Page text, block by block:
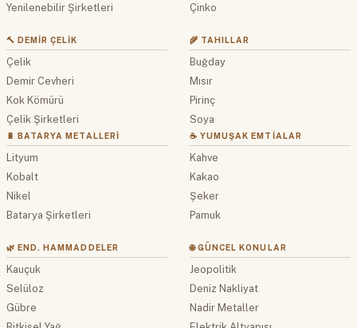
Yenilenebilir Şirketleri
Çinko
🔨 DEMIR ÇELIK
Çelik
Demir Cevheri
Kok Kömürü
Çelik Şirketleri
🔋 BATARYA METALLERI
Lityum
Kobalt
Nikel
Batarya Şirketleri
🌾 TAHILLAR
Buğday
Mısır
Pirinç
Soya
☕ YUMUŞAK EMTIALAR
Kahve
Kakao
Şeker
Pamuk
🌿 END. HAMMADDELER
Kauçuk
Selüloz
Gübre
🌐 GÜNCEL KONULAR
Jeopolitik
Deniz Nakliyat
Nadir Metaller